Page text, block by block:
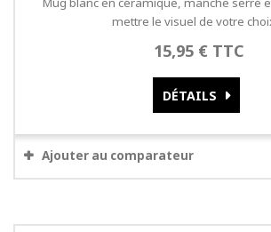
mettre le visuel de votre
15,95 € TTC
DÉTAILS
Ajouter au comparateur